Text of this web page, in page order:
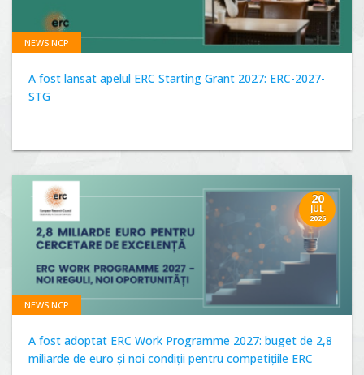
NEWS NCP
A fost lansat apelul ERC Starting Grant 2027: ERC-2027-
STG
20
JUL
2026
NEWS NCP
A fost adoptat ERC Work Programme 2027: buget de 2,8
miliarde de euro și noi condiții pentru competițiile ERC